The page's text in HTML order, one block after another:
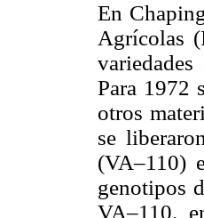
En
Agrícolas
Para 1972
otros
se
(VA–110)
genotipos
VA–110,